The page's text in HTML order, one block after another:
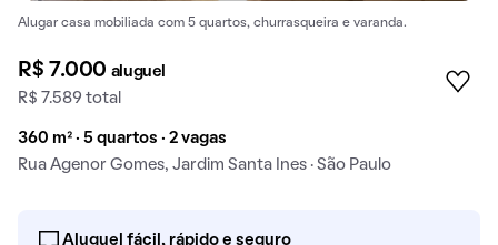
Alugar casa mobiliada com 5 quartos, churrasqueira e varanda.
R$ 7.000 aluguel
R$ 7.589 total
360 m² · 5 quartos · 2 vagas
Rua Agenor Gomes, Jardim Santa Ines · São Paulo
Aluguel fácil, rápido e seguro